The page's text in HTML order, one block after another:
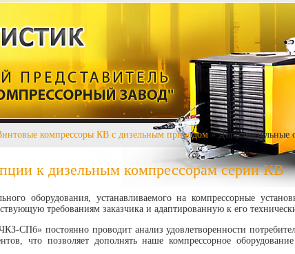
компрессоры КВ с дизельным приводом» Дополнительные
к дизельным компрессорам серии КВ
оборудования, устанавливаемого на компрессорные
требованиям заказчика и адаптированную к его
СПб» постоянно проводит анализ удовлетворенности
что позволяет дополнять наше компрессорное